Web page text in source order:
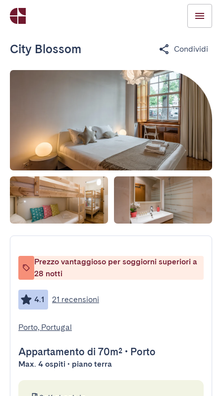
City Blossom Condividi
Prezzo vantaggioso per soggiorni superiori a
28 notti
4.1 21 recensioni
Porto, Portugal
Appartamento di 70m² • Porto
Max. 4 ospiti • piano terra